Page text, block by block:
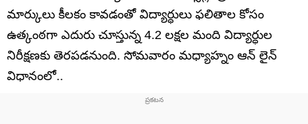
మార్కులు కీలకం కావడంతో విద్యార్ధులు ఫలితాల కోసం
ఉత్కంఠగా ఎదురు చూస్తున్న 4.2 లక్షల మంది విద్యార్ధుల
నిరీక్షణకు తెరపడనుంది. సోమవారం మధ్యాహ్నం ఆన్ లైన్
విధానంలో..